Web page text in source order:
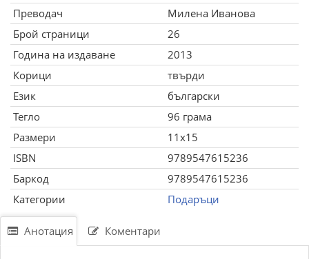
Преводач
Милена Иванова
Брой страници
26
Година на издаване
2013
Корици
твърди
Език
български
Тегло
96 грама
Размери
11x15
ISBN
9789547615236
Баркод
9789547615236
Категории
Подаръци
Анотация Коментари